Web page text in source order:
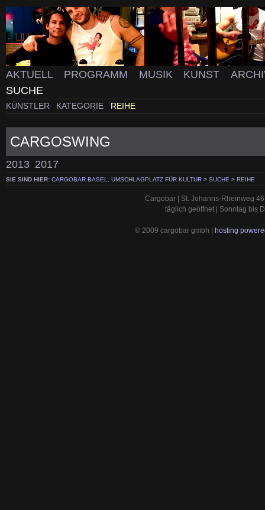
AKTUELL PROGRAMM MUSIK KUNST
SUCHE
KÜNSTLER KATEGORIE REIHE
CARGOSWING
2013 2017
SIE SIND HIER: CARGOBAR BASEL, UMSCHLAGPLATZ FÜR KULTUR > SUCHE > REIHE
Cargobar | St. Johanns-Rheinweg
täglich geöffnet | Sonntag bis
© 2009 cargobar gmbh | hosting